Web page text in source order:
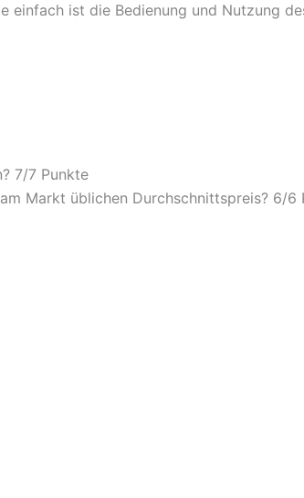
einfach ist die Bedienung und Nutzung
7/7 Punkte
Markt üblichen Durchschnittspreis? 6/6